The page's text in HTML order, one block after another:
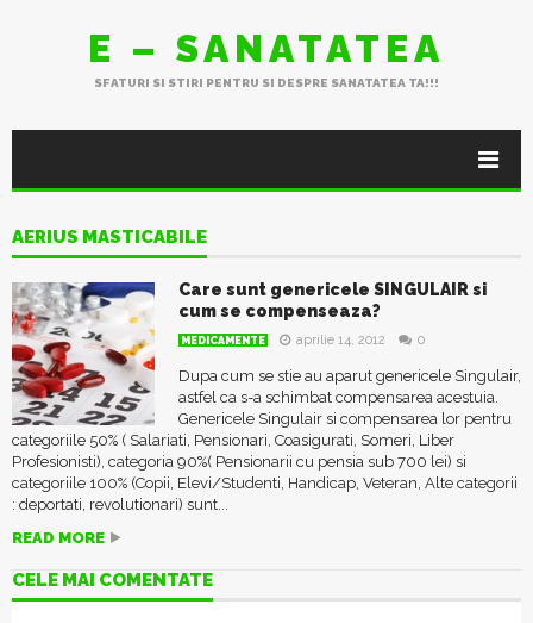
E – SANATATEA
SFATURI SI STIRI PENTRU SI DESPRE SANATATEA TA!!!
AERIUS MASTICABILE
Care sunt genericele SINGULAIR si
cum se compenseaza?
MEDICAMENTE aprilie 14, 2012 0
Dupa cum se stie au aparut genericele Singulair,
astfel ca s-a schimbat compensarea acestuia.
Genericele Singulair si compensarea lor pentru
categoriile 50% ( Salariati, Pensionari, Coasigurati, Someri, Liber
Profesionisti), categoria 90%( Pensionarii cu pensia sub 700 lei) si
categoriile 100% (Copii, Elevi/Studenti, Handicap, Veteran, Alte categorii
: deportati, revolutionari) sunt...
READ MORE
CELE MAI COMENTATE